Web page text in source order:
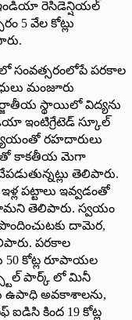
ఇండియా రెసిడెన్షియల్
5 వేల కోట్లు
సంవత్సరంలోపే పరకాల
మంజూరు
స్థాయిలో విద్యను
ఇంటిగ్రేటెడ్ స్కూల్
వ్యయంతో రహదారులు
కాకతీయ మెగా
తెలిపారు.
పట్టాలు ఇవ్వడంతో
తెలిపారు. స్వయం
దామెర,
పరకాల
50 కోట్ల రూపాయల
పార్క్ లో మినీ
ఉపాధి అవకాశాలను,
కింద 19 కోట్ల